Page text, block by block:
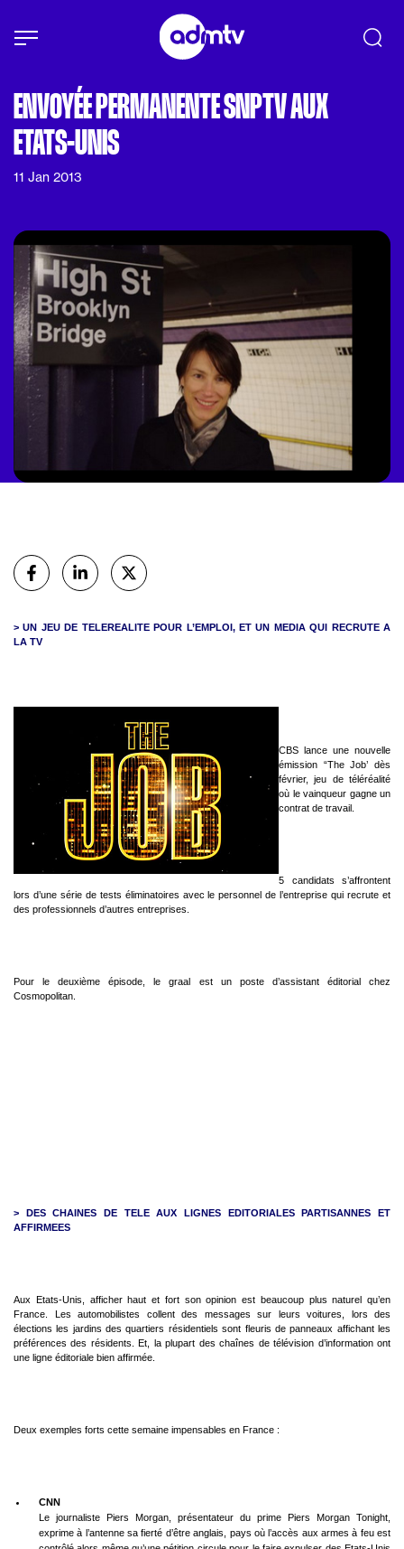
Aller au contenu principal
ENVOYÉE PERMANENTE SNPTV AUX
ETATS-UNIS
11 Jan 2013
Partager
sur Facebook
sur Linkedinsur X (Twitter)
> UN JEU DE TELEREALITE POUR L’EMPLOI, ET UN MEDIA QUI RECRUTE A
LA TV
CBS lance une nouvelle
émission “The Job’ dès
février, jeu de téléréalité
où le vainqueur gagne un
contrat de travail.
5 candidats s’affrontent
lors d’une série de tests éliminatoires avec le personnel de l’entreprise qui recrute et
des professionnels d’autres entreprises.
Pour le deuxième épisode, le graal est un poste d’assistant éditorial chez
Cosmopolitan.
> DES CHAINES DE TELE AUX LIGNES EDITORIALES PARTISANNES ET
AFFIRMEES
Aux Etats-Unis, afficher haut et fort son opinion est beaucoup plus naturel qu’en
France. Les automobilistes collent des messages sur leurs voitures, lors des
élections les jardins des quartiers résidentiels sont fleuris de panneaux affichant les
préférences des résidents. Et, la plupart des chaînes de télévision d’information ont
une ligne éditoriale bien affirmée.
Deux exemples forts cette semaine impensables en France :
CNN
Le journaliste Piers Morgan, présentateur du prime Piers Morgan Tonight,
exprime à l’antenne sa fierté d’être anglais, pays où l’accès aux armes à feu est
Panneau de gestion des cookies